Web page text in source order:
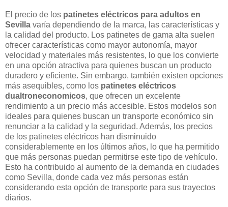
El precio de los patinetes eléctricos para adultos en
Sevilla varía dependiendo de la marca, las características y
la calidad del producto. Los patinetes de gama alta suelen
ofrecer características como mayor autonomía, mayor
velocidad y materiales más resistentes, lo que los convierte
en una opción atractiva para quienes buscan un producto
duradero y eficiente. Sin embargo, también existen opciones
más asequibles, como los patinetes eléctricos
dualtroneconomicos, que ofrecen un excelente
rendimiento a un precio más accesible. Estos modelos son
ideales para quienes buscan un transporte económico sin
renunciar a la calidad y la seguridad. Además, los precios
de los patinetes eléctricos han disminuido
considerablemente en los últimos años, lo que ha permitido
que más personas puedan permitirse este tipo de vehículo.
Esto ha contribuido al aumento de la demanda en ciudades
como Sevilla, donde cada vez más personas están
considerando esta opción de transporte para sus trayectos
diarios.